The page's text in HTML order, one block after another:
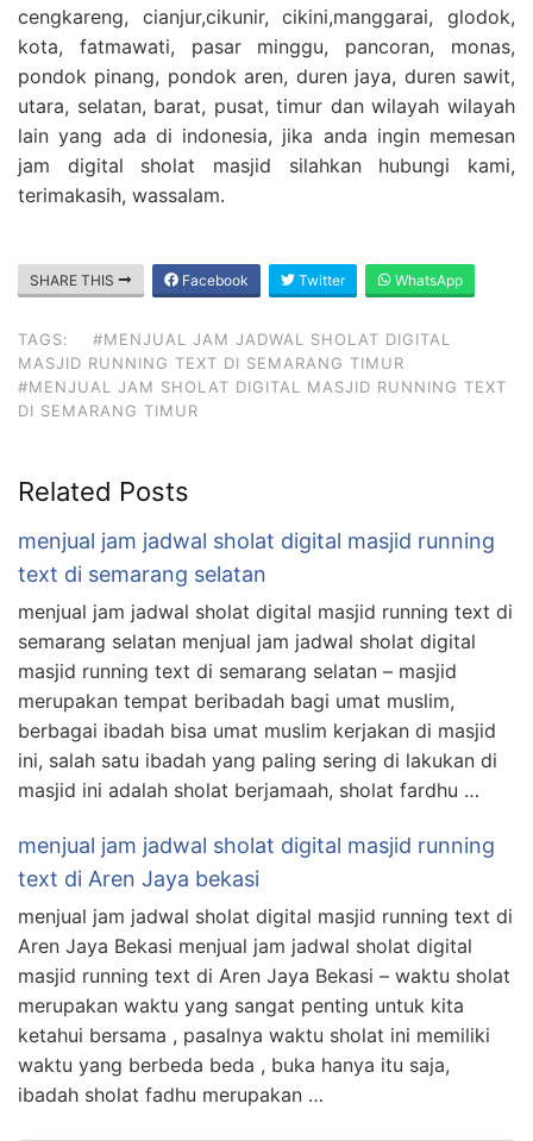
cengkareng, cianjur,cikunir, cikini,manggarai, glodok,
kota, fatmawati, pasar minggu, pancoran, monas,
pondok pinang, pondok aren, duren jaya, duren sawit,
utara, selatan, barat, pusat, timur dan wilayah wilayah
lain yang ada di indonesia, jika anda ingin memesan
jam digital sholat masjid silahkan hubungi kami,
terimakasih, wassalam.
SHARE THIS Facebook Twitter WhatsApp
TAGS:
#MENJUAL JAM JADWAL SHOLAT DIGITAL
MASJID RUNNING TEXT DI SEMARANG TIMUR
#MENJUAL JAM SHOLAT DIGITAL MASJID RUNNING TEXT
DI SEMARANG TIMUR
Related Posts
menjual jam jadwal sholat digital masjid running
text di semarang selatan
menjual jam jadwal sholat digital masjid running text di
semarang selatan menjual jam jadwal sholat digital
masjid running text di semarang selatan – masjid
merupakan tempat beribadah bagi umat muslim,
berbagai ibadah bisa umat muslim kerjakan di masjid
ini, salah satu ibadah yang paling sering di lakukan di
masjid ini adalah sholat berjamaah, sholat fardhu …
menjual jam jadwal sholat digital masjid running
text di Aren Jaya bekasi
menjual jam jadwal sholat digital masjid running text di
Aren Jaya Bekasi menjual jam jadwal sholat digital
masjid running text di Aren Jaya Bekasi – waktu sholat
merupakan waktu yang sangat penting untuk kita
ketahui bersama , pasalnya waktu sholat ini memiliki
waktu yang berbeda beda , buka hanya itu saja,
ibadah sholat fadhu merupakan …